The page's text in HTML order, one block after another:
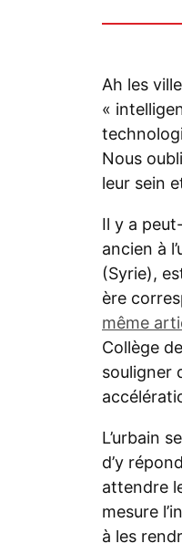
Ah les
«
Nous
leur sein
Il y a
ancien à
(Syrie),
ère
même
Collège
souligner
L’urbain
d’y
attendre
mesure
à les